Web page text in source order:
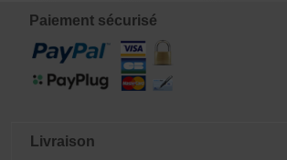
en extérieur. En effet la patine et
et mousses) apportent un caractère
supplémentaire d'authenticité
généralement très apprécié dans
l'art du jardin japonais classique.
Paiement sécurisé
Livraison